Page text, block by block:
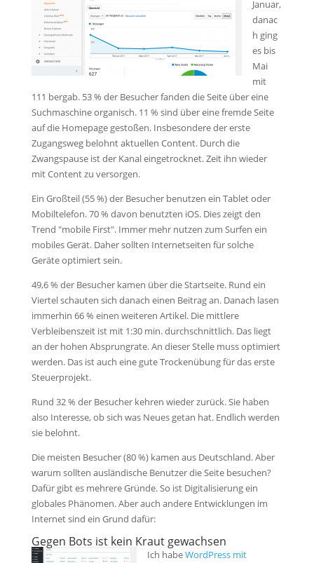
Januar,
danac
h ging
es bis
Mai
mit
111 bergab. 53 % der Besucher fanden die Seite über eine
Suchmaschine organisch. 11 % sind über eine fremde Seite
auf die Homepage gestoßen. Insbesondere der erste
Zugangsweg belohnt aktuellen Content. Durch die
Zwangspause ist der Kanal eingetrocknet. Zeit ihn wieder
mit Content zu versorgen.
Ein Großteil (55 %) der Besucher benutzen ein Tablet oder
Mobiltelefon. 70 % davon benutzten iOS. Dies zeigt den
Trend "mobile First". Immer mehr nutzen zum Surfen ein
mobiles Gerät. Daher sollten Internetseiten für solche
Geräte optimiert sein.
49,6 % der Besucher kamen über die Startseite. Rund ein
Viertel schauten sich danach einen Beitrag an. Danach lasen
immerhin 66 % einen weiteren Artikel. Die mittlere
Verbleibenszeit ist mit 1:30 min. durchschnittlich. Das liegt
an der hohen Absprungrate. An dieser Stelle muss optimiert
werden. Das ist auch eine gute Trockenübung für das erste
Steuerprojekt.
Rund 32 % der Besucher kehren wieder zurück. Sie haben
also Interesse, ob sich was Neues getan hat. Endlich werden
sie belohnt.
Die meisten Besucher (80 %) kamen aus Deutschland. Aber
warum sollten ausländische Benutzer die Seite besuchen?
Dafür gibt es mehrere Gründe. So ist Digitalisierung ein
globales Phänomen. Aber auch andere Entwicklungen im
Internet sind ein Grund dafür:
Gegen Bots ist kein Kraut gewachsen
Ich habeWordPress mit